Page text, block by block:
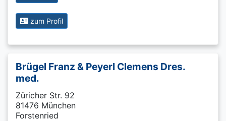
zum Profil
Brügel Franz & Peyerl Clemens Dres.
med.
Züricher Str. 92
81476 München
Forstenried